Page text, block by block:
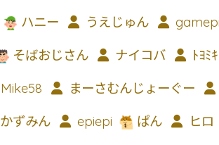
ハニー うえじゅん
そばおじさん ナイコバ ﾄﾖﾐｷ
Mike58 まーさむんじょーぐー
かずみん epiepi ぱん ヒロ